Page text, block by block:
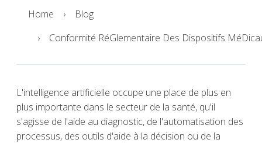
Home
Blog
Conformité RéGlementaire Des Dispositifs
L'intelligence artificielle occupe une place de plus en
plus importante dans le secteur de la santé, qu'il
s'agisse de l'aide au diagnostic, de l'automatisation des
processus, des outils d'aide à la décision ou de la